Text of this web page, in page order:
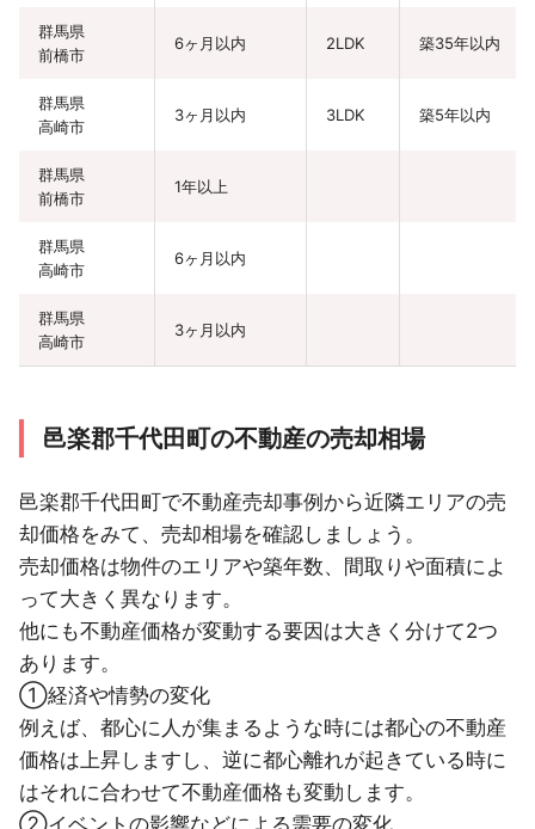
群馬県
前橋市
6ヶ月以内 2LDK 築35年以内
群馬県
高崎市
3ヶ月以内 3LDK 築5年以内
群馬県
前橋市
1年以上
群馬県
高崎市
6ヶ月以内
群馬県
高崎市
3ヶ月以内
群馬県
高崎市
6ヶ月以内
ワンル
ーム
群馬県
前橋市
9ヶ月以内
群馬県
前橋市
3ヶ月以内
邑楽郡千代田町の不動産の売却相場
邑楽郡千代田町で不動産売却事例から近隣エリアの売
却価格をみて、売却相場を確認しましょう。
売却価格は物件のエリアや築年数、間取りや面積によ
って大きく異なります。
他にも不動産価格が変動する要因は大きく分けて2つ
あります。
①経済や情勢の変化
例えば、都心に人が集まるような時には都心の不動産
価格は上昇しますし、逆に都心離れが起きている時に
はそれに合わせて不動産価格も変動します。